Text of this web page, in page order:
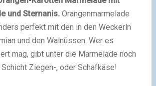
und Sternanis.Orangenmarmelade
perfekt mit den in den Weckerln
und den Walnüssen. Wer es
mag, gibt unter die Marmelade noch
Ziegen-, oder Schafkäse!